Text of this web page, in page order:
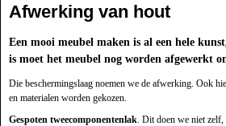
Afwerking van hout
Een mooi meubel maken is al een hele
is moet het meubel nog worden afgewerkt
Die beschermingslaag noemen we de afwerking. Ook
en materialen worden gekozen.
Gespoten tweecomponentenlak. Dit doen we niet zelf,